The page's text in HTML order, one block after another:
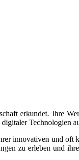
erkundet. Ihre
Technologien
innovativen und oft
zu erleben und